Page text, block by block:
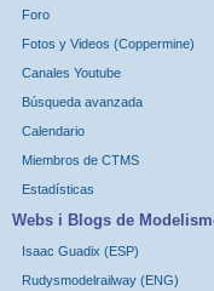
Foro
Fotos y Videos (Coppermine)
Canales Youtube
Búsqueda avanzada
Calendario
Miembros de CTMS
Estadísticas
Webs i Blogs de
Isaac Guadix (ESP)
Rudysmodelrailway (ENG)